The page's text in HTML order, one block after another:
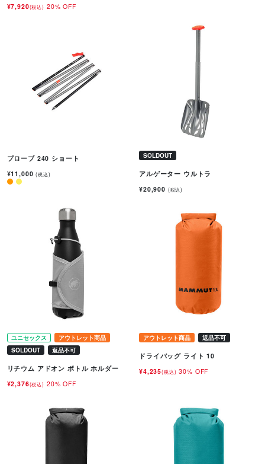
¥7,920(税込) 20% OFF
プローブ 240 ショート
¥11,000(税込)
SOLDOUT
アルゲーター ウルトラ
¥20,900 (税込)
ユニセックス
アウトレット商品
SOLDOUT
返品不可
リチウム アドオン ボトル ホルダー
¥2,376(税込) 20% OFF
アウトレット商品 返品不可
ドライバッグ ライト 10
¥4,235(税込) 30% OFF